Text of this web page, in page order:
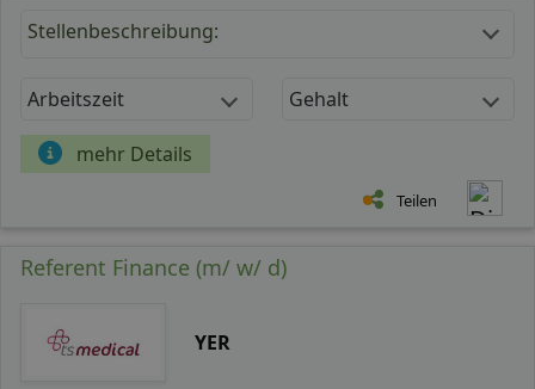
Stellenbeschreibung:
Arbeitszeit Gehalt
mehr Details
Teilen
Referent Finance (m/ w/ d)
YER